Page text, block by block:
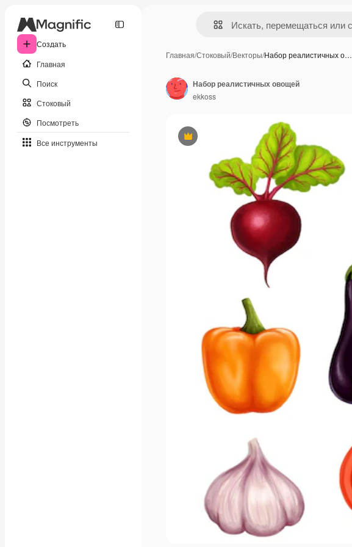
Создать
Главная
Поиск
Стоковый
Посмотреть
Все инструменты
Главная/Стоковый/Векторы/Набор реалистичных о…
Премиум
Набор реалистичных овощей
ekkoss